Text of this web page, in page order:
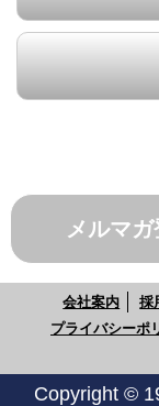
メルマ
会社案内 採
プライバシーポ
Copyright ©